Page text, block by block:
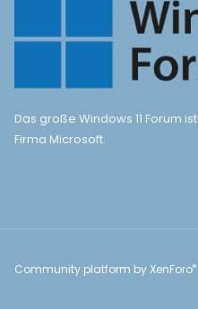
Das große Windows 11 Forum ist
Firma Microsoft.
Community platform by XenForo®